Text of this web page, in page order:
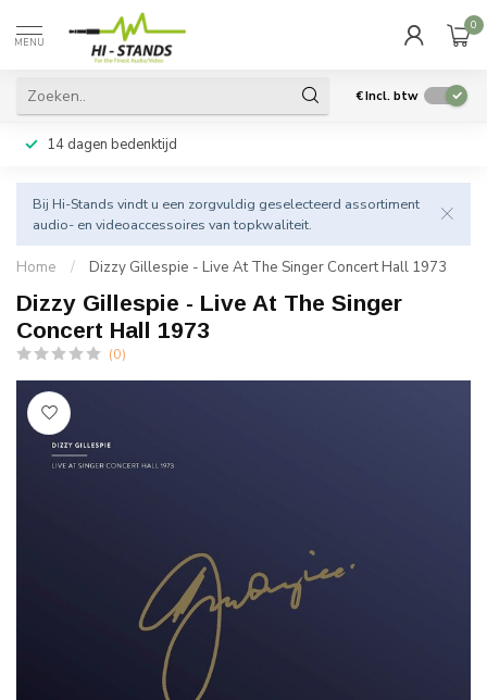
MENU
0
€Incl. btw
14 dagen bedenktijd
Bij Hi-Stands vindt u een zorgvuldig geselecteerd assortiment
audio- en videoaccessoires van topkwaliteit.
Home / Dizzy Gillespie - Live At The Singer Concert Hall 1973
Dizzy Gillespie - Live At The Singer
Concert Hall 1973
(0)